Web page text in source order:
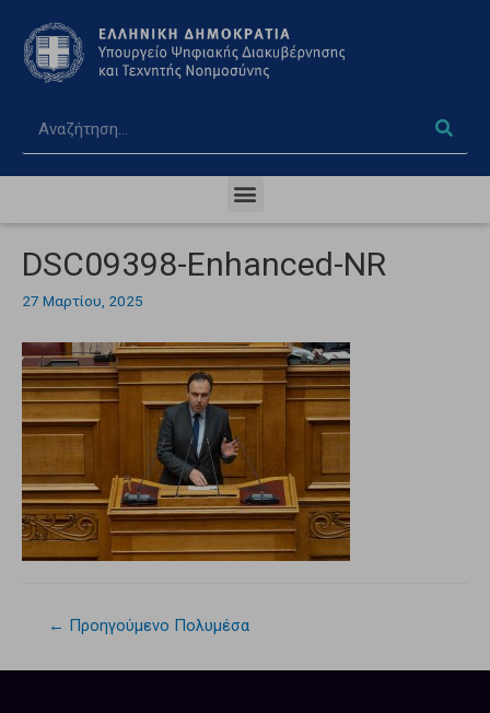
DSC09398-Enhanced-NR
27 Μαρτίου, 2025
← Προηγούμενο Πολυμέσα